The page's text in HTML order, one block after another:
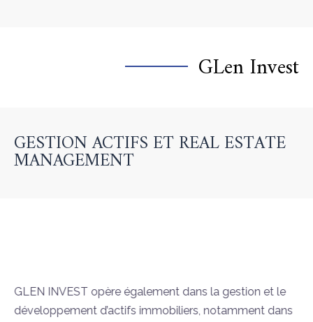
GLen Invest​
GESTION ACTIFS ET REAL ESTATE
MANAGEMENT
GLEN INVEST opère également dans la gestion et le
développement d’actifs immobiliers, notamment dans